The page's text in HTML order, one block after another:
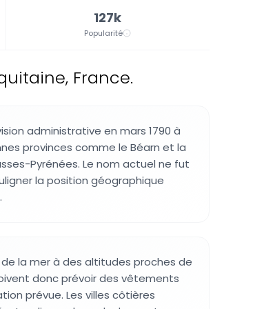
127k
Popularité
France.
administrative en mars 1790 à
provinces comme le Béarn et la
Pyrénées. Le nom actuel ne fut
la position géographique
la mer à des altitudes proches de
donc prévoir des vêtements
prévue. Les villes côtières